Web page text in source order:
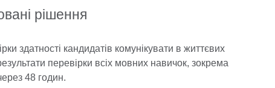
рішення
здатності кандидатів комунікувати в життєвих
перевірки всіх мовних навичок, зокрема
48 годин.